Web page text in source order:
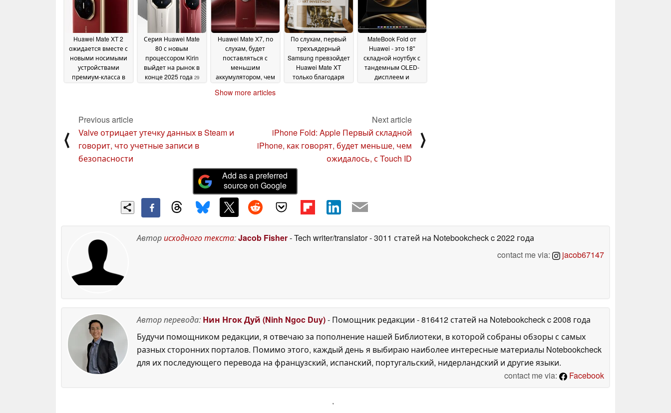
18 July 2025
Huawei Mate XT 2
ожидается вместе с
новыми носимыми
устройствами
премиум-класса в
Серия Huawei Mate
80 с новым
процессором Kirin
выйдет на рынок в
конце 2025 года 29
Huawei Mate X7, по
слухам, будет
поставляться с
меньшим
аккумулятором, чем
По слухам, первый
трехъядерный
Samsung превзойдет
Huawei Mate XT
только благодаря
MateBook Fold от
Huawei - это 18''
складной ноутбук с
тандемным OLED-
дисплеем и
Show more articles
⟨
Previous article
Valve отрицает утечку данных в Steam и
говорит, что учетные записи в
безопасности
Next article
iPhone Fold: Apple Первый складной
iPhone, как говорят, будет меньше, чем
ожидалось, с Touch ID
⟩
Add as a preferred
source on Google
Авторисходного текста:Jacob Fisher- Tech writer/translator- 3011 статей на Notebookcheckc 2022 года
contact me via:
jacob67147
Автор перевода: Нин Нгок Дуй (Ninh Ngoc Duy)- Помощник редакции - 816412 статей на Notebookcheckc 2008 года
Будучи помощником редакции, я отвечаю за пополнение нашей Библиотеки, в которой собраны обзоры с самых
разных сторонних порталов. Помимо этого, каждый день я выбираю наиболее интересные материалы Notebookcheck
для их последующего перевода на французский, испанский, португальский, нидерландский и другие языки.
contact me via:
Facebook
'